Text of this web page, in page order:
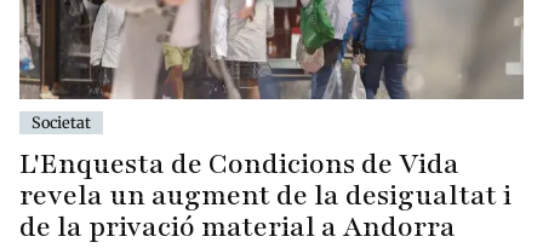
Societat
L'Enquesta de Condicions de Vida
revela un augment de la desigualtat i
de la privació material a Andorra